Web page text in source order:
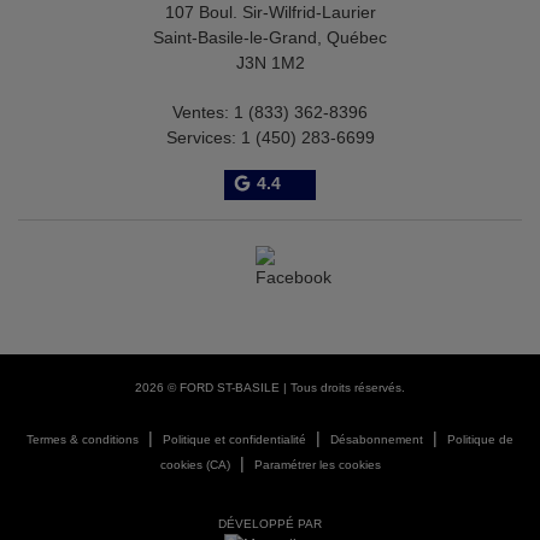
107 Boul. Sir-Wilfrid-Laurier
Saint-Basile-le-Grand, Québec
J3N 1M2
Ventes: 1 (833) 362-8396
Services: 1 (450) 283-6699
4.4
2026 © FORD ST-BASILE | Tous droits réservés.
Termes & conditions | Politique et confidentialité | Désabonnement |
Politique de
cookies (CA)| Paramétrer les cookies
DÉVELOPPÉ PAR